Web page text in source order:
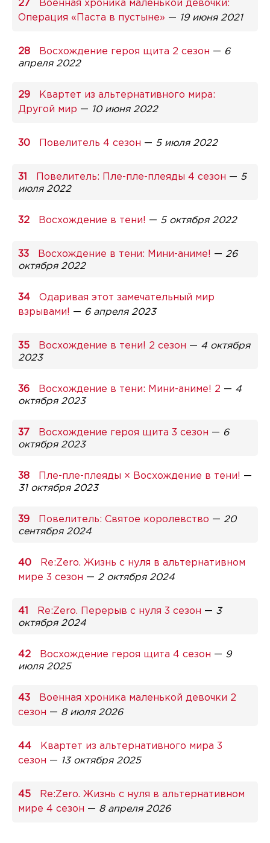
Военная хроника маленькой девочки:
Операция «Паста в пустыне» — 19 июня 2021
Восхождение героя щита 2 сезон — 6
апреля 2022
Квартет из альтернативного мира:
Другой мир — 10 июня 2022
Повелитель 4 сезон — 5 июля 2022
Повелитель: Пле-пле-плеяды 4 сезон — 5
июля 2022
Восхождение в тени! — 5 октября 2022
Восхождение в тени: Мини-аниме! — 26
октября 2022
Одаривая этот замечательный мир
взрывами! — 6 апреля 2023
Восхождение в тени! 2 сезон — 4 октября
2023
Восхождение в тени: Мини-аниме! 2 — 4
октября 2023
Восхождение героя щита 3 сезон — 6
октября 2023
Пле-пле-плеяды × Восхождение в тени! —
31 октября 2023
Повелитель: Святое королевство — 20
сентября 2024
Re:Zero. Жизнь с нуля в альтернативном
мире 3 сезон — 2 октября 2024
Re:Zero. Перерыв с нуля 3 сезон — 3
октября 2024
Восхождение героя щита 4 сезон — 9
июля 2025
Военная хроника маленькой девочки 2
сезон — 8 июля 2026
Квартет из альтернативного мира 3
сезон — 13 октября 2025
Re:Zero. Жизнь с нуля в альтернативном
мире 4 сезон — 8 апреля 2026